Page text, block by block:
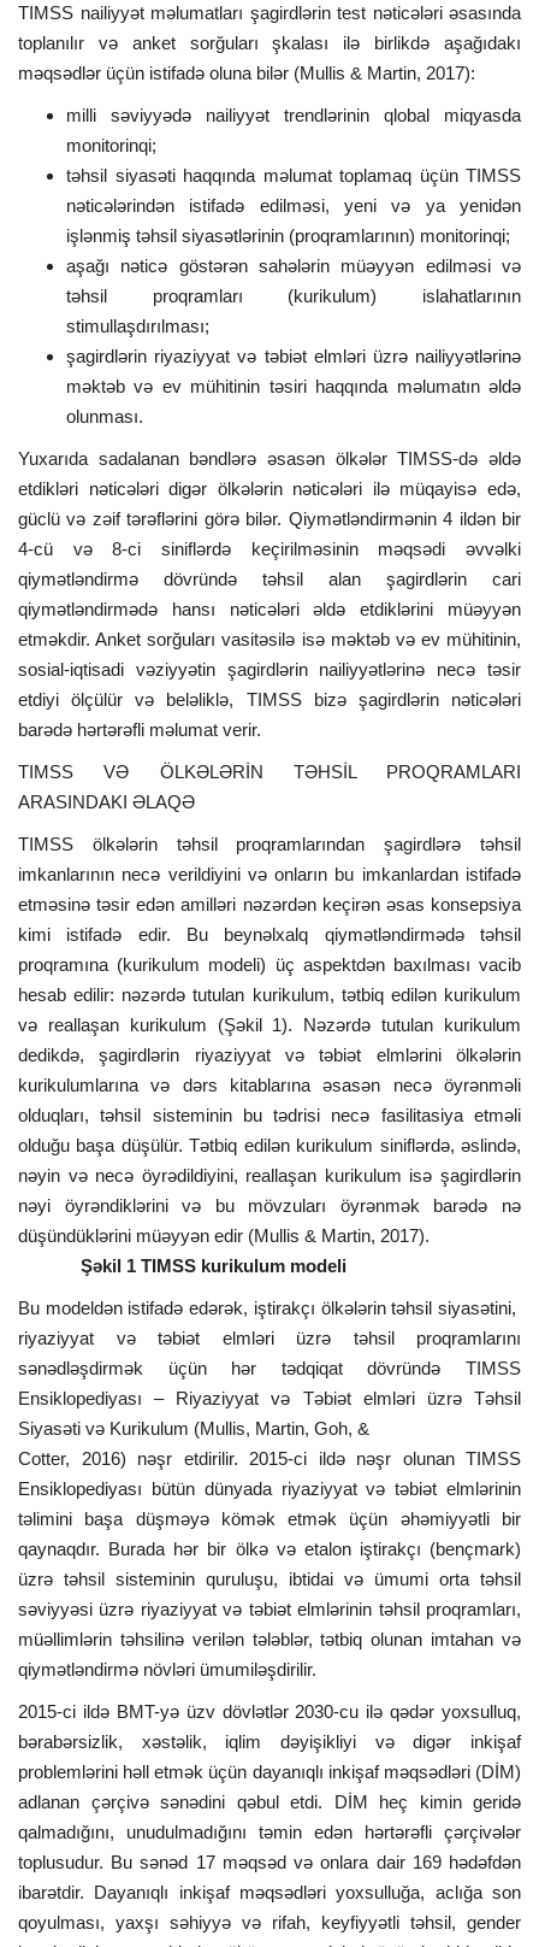
TIMSS nailiyyət məlumatları şagirdlərin test nəticələri əsasında
toplanılır və anket sorğuları şkalası ilə birlikdə aşağıdakı
məqsədlər üçün istifadə oluna bilər (Mullis & Martin, 2017):
milli səviyyədə nailiyyət trendlərinin qlobal miqyasda
monitorinqi;
təhsil siyasəti haqqında məlumat toplamaq üçün TIMSS
nəticələrindən istifadə edilməsi, yeni və ya yenidən
işlənmiş təhsil siyasətlərinin (proqramlarının) monitorinqi;
aşağı nəticə göstərən sahələrin müəyyən edilməsi və
təhsil proqramları (kurikulum) islahatlarının
stimullaşdırılması;
şagirdlərin riyaziyyat və təbiət elmləri üzrə nailiyyətlərinə
məktəb və ev mühitinin təsiri haqqında məlumatın əldə
olunması.
Yuxarıda sadalanan bəndlərə əsasən ölkələr TIMSS-də əldə
etdikləri nəticələri digər ölkələrin nəticələri ilə müqayisə edə,
güclü və zəif tərəflərini görə bilər. Qiymətləndirmənin 4 ildən bir
4-cü və 8-ci siniflərdə keçirilməsinin məqsədi əvvəlki
qiymətləndirmə dövründə təhsil alan şagirdlərin cari
qiymətləndirmədə hansı nəticələri əldə etdiklərini müəyyən
etməkdir. Anket sorğuları vasitəsilə isə məktəb və ev mühitinin,
sosial-iqtisadi vəziyyətin şagirdlərin nailiyyətlərinə necə təsir
etdiyi ölçülür və beləliklə, TIMSS bizə şagirdlərin nəticələri
barədə hərtərəfli məlumat verir.
TIMSS VƏ ÖLKƏLƏRİN TƏHSİL PROQRAMLARI
ARASINDAKI ƏLAQƏ
TIMSS ölkələrin təhsil proqramlarından şagirdlərə təhsil
imkanlarının necə verildiyini və onların bu imkanlardan istifadə
etməsinə təsir edən amilləri nəzərdən keçirən əsas konsepsiya
kimi istifadə edir. Bu beynəlxalq qiymətləndirmədə təhsil
proqramına (kurikulum modeli) üç aspektdən baxılması vacib
hesab edilir: nəzərdə tutulan kurikulum, tətbiq edilən kurikulum
və reallaşan kurikulum (Şəkil 1). Nəzərdə tutulan kurikulum
dedikdə, şagirdlərin riyaziyyat və təbiət elmlərini ölkələrin
kurikulumlarına və dərs kitablarına əsasən necə öyrənməli
olduqları, təhsil sisteminin bu tədrisi necə fasilitasiya etməli
olduğu başa düşülür. Tətbiq edilən kurikulum siniflərdə, əslində,
nəyin və necə öyrədildiyini, reallaşan kurikulum isə şagirdlərin
nəyi öyrəndiklərini və bu mövzuları öyrənmək barədə nə
düşündüklərini müəyyən edir (Mullis & Martin, 2017).
Şəkil 1 TIMSS kurikulum modeli
Bu modeldən istifadə edərək, iştirakçı ölkələrin təhsil siyasətini,
riyaziyyat və təbiət elmləri üzrə təhsil proqramlarını
sənədləşdirmək üçün hər tədqiqat dövründə TIMSS
Ensiklopediyası – Riyaziyyat və Təbiət elmləri üzrə Təhsil
Siyasəti və Kurikulum (Mullis, Martin, Goh, &
Cotter, 2016) nəşr etdirilir. 2015-ci ildə nəşr olunan TIMSS
Ensiklopediyası bütün dünyada riyaziyyat və təbiət elmlərinin
təlimini başa düşməyə kömək etmək üçün əhəmiyyətli bir
qaynaqdır. Burada hər bir ölkə və etalon iştirakçı (bençmark)
üzrə təhsil sisteminin quruluşu, ibtidai və ümumi orta təhsil
səviyyəsi üzrə riyaziyyat və təbiət elmlərinin təhsil proqramları,
müəllimlərin təhsilinə verilən tələblər, tətbiq olunan imtahan və
qiymətləndirmə növləri ümumiləşdirilir.
2015-ci ildə BMT-yə üzv dövlətlər 2030-cu ilə qədər yoxsulluq,
bərabərsizlik, xəstəlik, iqlim dəyişikliyi və digər inkişaf
problemlərini həll etmək üçün dayanıqlı inkişaf məqsədləri (DİM)
adlanan çərçivə sənədini qəbul etdi. DİM heç kimin geridə
qalmadığını, unudulmadığını təmin edən hərtərəfli çərçivələr
toplusudur. Bu sənəd 17 məqsəd və onlara dair 169 hədəfdən
ibarətdir. Dayanıqlı inkişaf məqsədləri yoxsulluğa, aclığa son
qoyulması, yaxşı səhiyyə və rifah, keyfiyyətli təhsil, gender